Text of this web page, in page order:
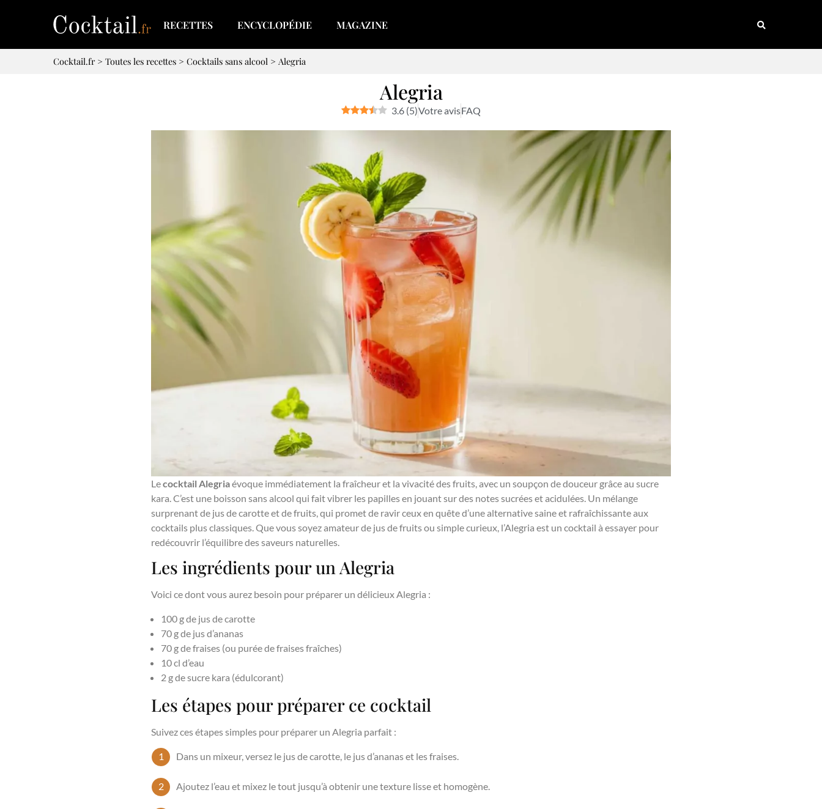
RECETTES ENCYCLOPÉDIE MAGAZINE
Cocktail.fr> Toutes les recettes > Cocktails sans alcool > Alegria
Alegria
3.6 (5)Votre avisFAQ
Lecocktail Alegriaévoque immédiatement la fraîcheur et la vivacité des fruits, avec un soupçon de douceur grâce au sucre
kara. C’est une boisson sans alcool qui fait vibrer les papilles en jouant sur des notes sucrées et acidulées. Un mélange
surprenant de jus de carotte et de fruits, qui promet de ravir ceux en quête d’une alternative saine et rafraîchissante aux
cocktails plus classiques. Que vous soyez amateur de jus de fruits ou simple curieux, l’Alegria est un cocktail à essayer pour
redécouvrir l’équilibre des saveurs naturelles.
Les ingrédients pour un Alegria
Voici ce dont vous aurez besoin pour préparer un délicieux Alegria :
100 g de jus de carotte
70 g de jus d’ananas
70 g de fraises (ou purée de fraises fraîches)
10 cl d’eau
2 g de sucre kara (édulcorant)
Les étapes pour préparer ce cocktail
Suivez ces étapes simples pour préparer un Alegria parfait :
Dans un mixeur, versez le jus de carotte, le jus d’ananas et les fraises.
Ajoutez l’eau et mixez le tout jusqu’à obtenir une texture lisse et homogène.